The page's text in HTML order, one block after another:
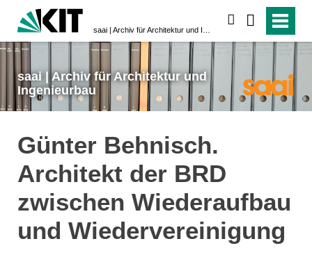
saai | Archiv für Architektur und
Ingenieurbau
Günter Behnisch.
Architekt der BRD
zwischen Wiederaufbau
und Wiedervereinigung